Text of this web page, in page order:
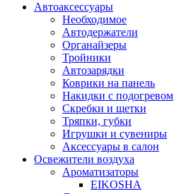
Автоаксессуары
Необходимое
Автодержатели
Органайзеры
Тройники
Автозарядки
Коврики на панель
Накидки с подогревом
Скребки и щетки
Тряпки, губки
Игрушки и сувениры
Аксессуары в салон
Освежители воздуха
Ароматизаторы
EIKOSHA